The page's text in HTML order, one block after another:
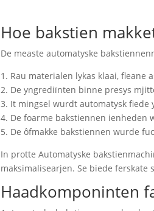
Hoe bakstien
De measte automatyske
1. Rau materialen lykas klaai, fleane
2. De yngrediïnten binne presys
3. It mingsel wurdt automatysk
4. De foarme bakstiennen ienheden
5. De ôfmakke bakstiennen wurde
In protte Automatyske
maksimalisearjen. Se biede
Haadkomponinten